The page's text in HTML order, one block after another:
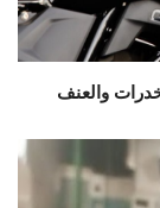
والعنف